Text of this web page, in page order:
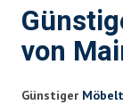
von
Günstiger